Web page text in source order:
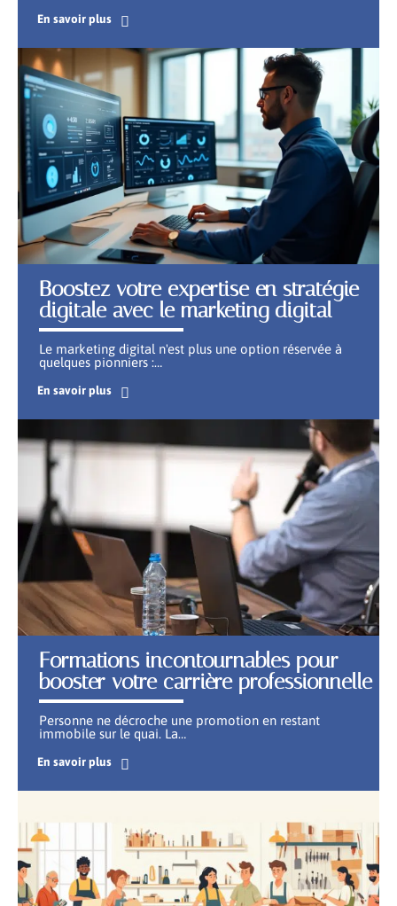
En savoir plus
Boostez votre expertise en stratégie
digitale avec le marketing digital
Le marketing digital n'est plus une option réservée à
quelques pionniers :…
En savoir plus
Formations incontournables pour
booster votre carrière professionnelle
Personne ne décroche une promotion en restant
immobile sur le quai. La…
En savoir plus